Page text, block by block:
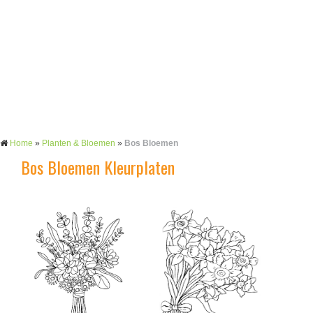
Home » Planten & Bloemen » Bos Bloemen
Bos Bloemen Kleurplaten